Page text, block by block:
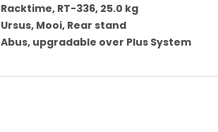
Racktime, RT-336, 25.0 kg
Ursus, Mooi, Rear stand
Abus, upgradable over Plus System